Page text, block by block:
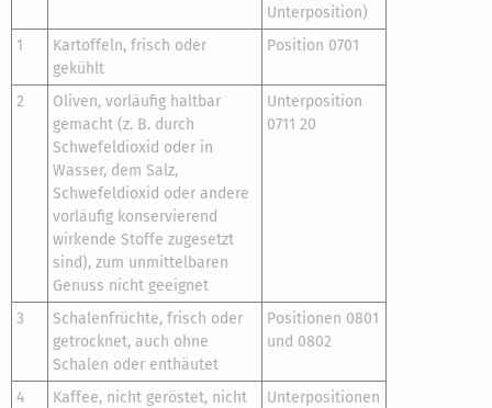
Unterposition)
1
Kartoffeln, frisch oder
gekühlt
Position 0701
2
Oliven, vorläufig haltbar
gemacht (z. B. durch
Schwefeldioxid oder in
Wasser, dem Salz,
Schwefeldioxid oder andere
vorläufig konservierend
wirkende Stoffe zugesetzt
sind), zum unmittelbaren
Genuss nicht geeignet
Unterposition
0711 20
3
Schalenfrüchte, frisch oder
getrocknet, auch ohne
Schalen oder enthäutet
Positionen 0801
und 0802
4
Kaffee, nicht geröstet, nicht
Unterpositionen